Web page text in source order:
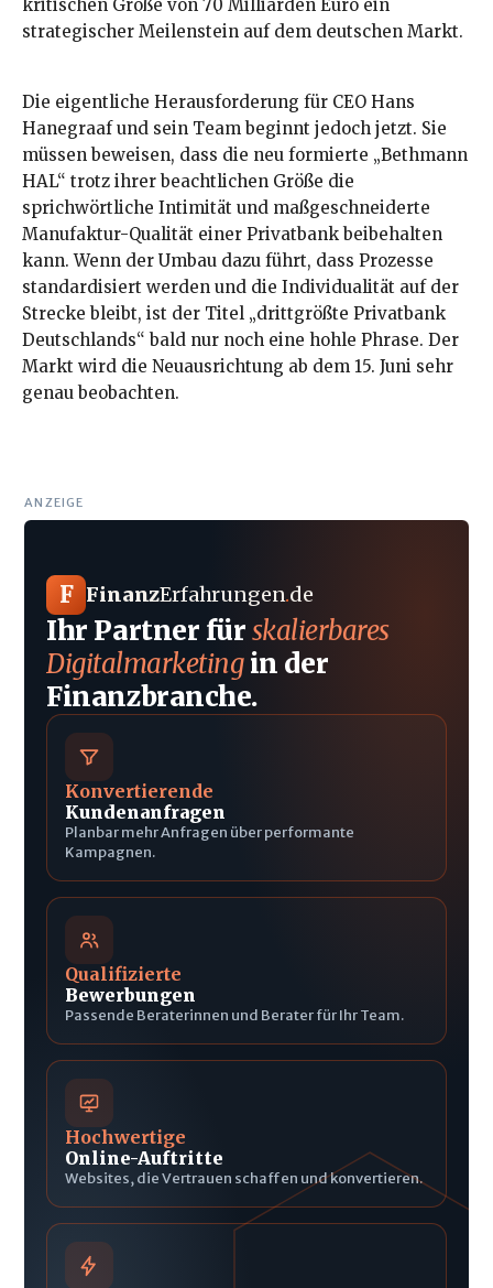
kritischen Größe von 70 Milliarden Euro ein
strategischer Meilenstein auf dem deutschen Markt.
Die eigentliche Herausforderung für CEO Hans
Hanegraaf und sein Team beginnt jedoch jetzt. Sie
müssen beweisen, dass die neu formierte „Bethmann
HAL“ trotz ihrer beachtlichen Größe die
sprichwörtliche Intimität und maßgeschneiderte
Manufaktur-Qualität einer Privatbank beibehalten
kann. Wenn der Umbau dazu führt, dass Prozesse
standardisiert werden und die Individualität auf der
Strecke bleibt, ist der Titel „drittgrößte Privatbank
Deutschlands“ bald nur noch eine hohle Phrase. Der
Markt wird die Neuausrichtung ab dem 15. Juni sehr
genau beobachten.
ANZEIGE
F FinanzErfahrungen.de
Ihr Partner fürskalierbares
Digitalmarketingin der
Finanzbranche.
Konvertierende
Kundenanfragen
Planbar mehr Anfragen über performante
Kampagnen.
Qualifizierte
Bewerbungen
Passende Beraterinnen und Berater für Ihr Team.
Hochwertige
Online-Auftritte
Websites, die Vertrauen schaffen und konvertieren.